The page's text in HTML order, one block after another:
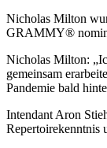
Nicholas Milton
GRAMMY®
Nicholas Milton:
gemeinsam
Pandemie bald
Intendant Aron
Repertoirekenntnis